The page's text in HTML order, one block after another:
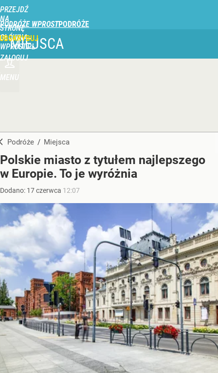
PRZEJDŹ
NA
STRONĘ
GŁÓWNĄ
WPROST.PL
PODRÓŻE WPROST
ZALOGUJ
MENU
MIEJSCA
Podróże / Miejsca
Polskie miasto z tytułem najlepszego
w Europie. To je wyróżnia
Dodano: 17czerwca 12:07